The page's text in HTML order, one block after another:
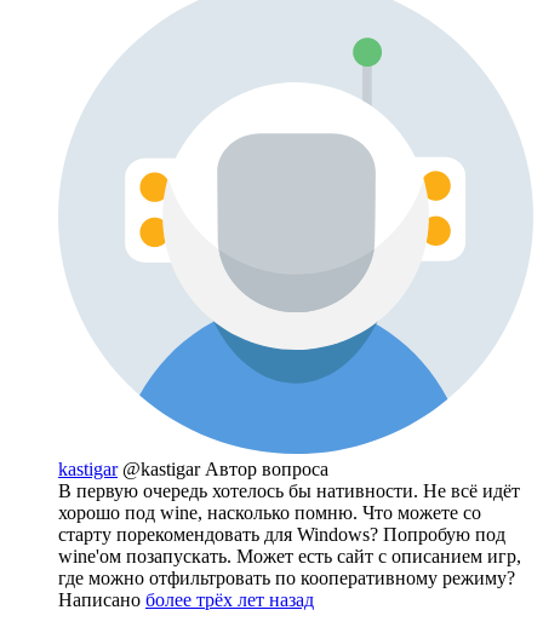
kastigar @kastigar Автор вопроса
В первую очередь хотелось бы нативности. Не всё идёт
хорошо под wine, насколько помню. Что можете со
старту порекомендовать для Windows? Попробую под
wine'ом позапускать. Может есть сайт с описанием игр,
где можно отфильтровать по кооперативному режиму?
Написано более трёх лет назад